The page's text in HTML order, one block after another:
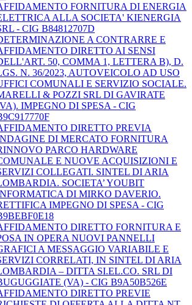
FORNITURA DI ENERGIA
ALLA SOCIETA' KIENERGIA
- CIG B84812707D
A CONTRARRE E
DIRETTO AI SENSI
50, COMMA 1, LETTERA B), D.
N. 36/2023, AUTOVEICOLO AD USO
COMUNALI E SERVIZIO SOCIALE.
& POZZI SRL DI GAVIRATE
IMPEGNO DI SPESA - CIG
DIRETTO PREVIA
DI MERCATO FORNITURA
PARCO HARDWARE
E NUOVE ACQUISIZIONI E
COLLEGATI. SINTEL DI ARIA
SOCIETA’ YOUBIT
DI MIRKO DAVERIO.
IMPEGNO DI SPESA - CIG
DIRETTO FORNITURA E
IN OPERA NUOVI PANNELLI
A MESSAGGIO VARIABILE E
CORRELATI, IN SINTEL DI ARIA
– DITTA SI.EL.CO. SRL DI
(VA) - CIG B9A50B526E
DIRETTO PREVIE